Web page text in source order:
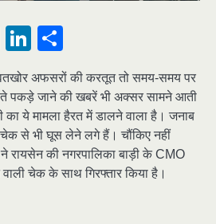
Telegram
LinkedIn
अफसरों की करतूत तो समय-समय पर
पकड़े जाने की खबरें भी अक्सर सामने आती
का ये मामला हैरत में डालने वाला है। जनाब
से भी घूस लेने लगे हैं। चौंकिए नहीं
रायसेन की नगरपालिका बाड़ी के CMO
वाली चेक के साथ गिरफ्तार किया है।